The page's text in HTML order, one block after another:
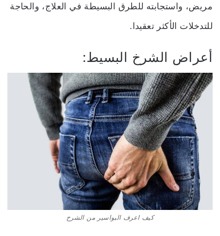
مريض، واستجابته للطرق البسيطة في العلاج، والحاجة
للتدخلات الأكثر تعقيدا.
أعراض الشرخ البسيط:
كيف اعرف البواسير من الشرخ